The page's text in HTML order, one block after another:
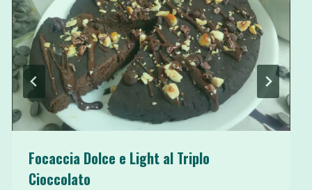
Focaccia Dolce e Light al Triplo
Cioccolato